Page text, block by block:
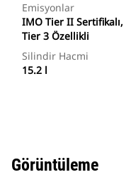
Emisyonlar
IMO Tier II
Tier 3 Özellikli
Silindir Hacmi
15.2 l
Görüntüleme